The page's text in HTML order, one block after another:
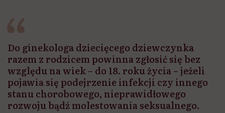
Do ginekologa dziecięcego dziewczynka
razem z rodzicem powinna zgłosić się bez
względu na wiek – do 18. roku życia – jeżeli
pojawia się podejrzenie infekcji czy innego
stanu chorobowego, nieprawidłowego
rozwoju bądź molestowania seksualnego.